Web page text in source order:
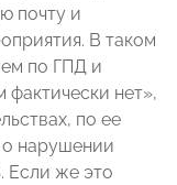
почту и
В таком
по ГПД и
нет»,
по ее
о нарушении
Если же это